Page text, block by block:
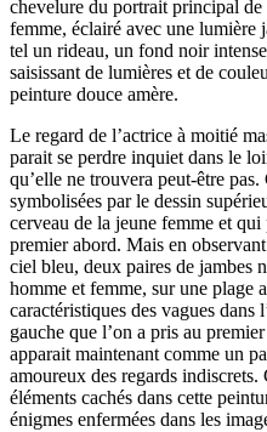
chevelure du portrait principal
femme, éclairé avec une lumière
tel un rideau, un fond noir
saisissant de lumières et de
peinture douce amère.
Le regard de l’actrice à moitié
parait se perdre inquiet dans le
qu’elle ne trouvera peut-être
symbolisées par le dessin
cerveau de la jeune femme et qui
premier abord. Mais en
ciel bleu, deux paires de jambes
homme et femme, sur une plage
caractéristiques des vagues dans
gauche que l’on a pris au
apparait maintenant comme un
amoureux des regards
éléments cachés dans cette
énigmes enfermées dans les